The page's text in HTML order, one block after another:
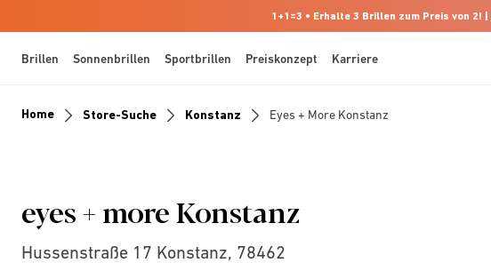
1+1=3 • Erhalte 3 Brillen zum Preis von 2! |
Brillen Sonnenbrillen Sportbrillen Preiskonzept Karriere
Home Store-Suche Konstanz Eyes + More Konstanz
eyes + more Konstanz
Hussenstraße 17 Konstanz, 78462